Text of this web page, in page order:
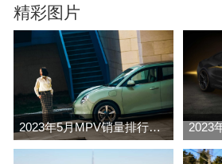
精彩图片
2023年5月MPV销量排行榜完整版名单